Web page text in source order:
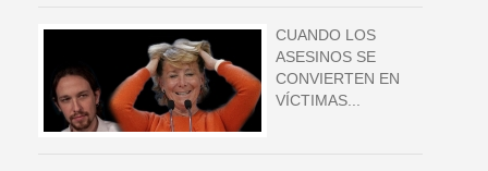
CUANDO LOS
ASESINOS SE
CONVIERTEN EN
VÍCTIMAS...